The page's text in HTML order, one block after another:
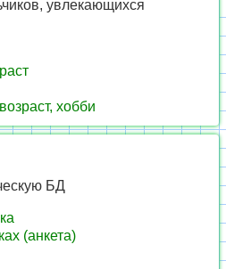
увлекающихся
хобби
БД
(анкета)